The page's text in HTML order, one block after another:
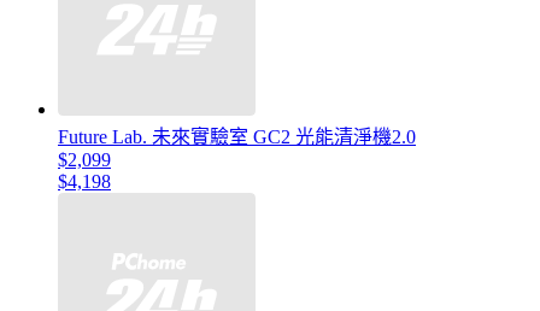
Future Lab. 未來實驗室 GC2 光能清淨機2.0
$2,099
$4,198